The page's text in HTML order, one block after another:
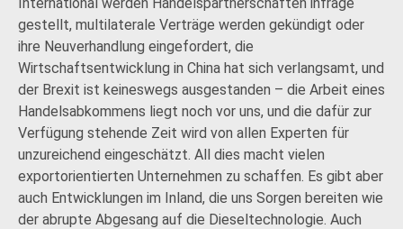
gestellt, multilaterale Verträge werden gekündigt oder
ihre Neuverhandlung eingefordert, die
Wirtschaftsentwicklung in China hat sich verlangsamt, und
der Brexit ist keineswegs ausgestanden – die Arbeit eines
Handelsabkommens liegt noch vor uns, und die dafür zur
Verfügung stehende Zeit wird von allen Experten für
unzureichend eingeschätzt. All dies macht vielen
exportorientierten Unternehmen zu schaffen. Es gibt aber
auch Entwicklungen im Inland, die uns Sorgen bereiten wie
der abrupte Abgesang auf die Dieseltechnologie. Auch